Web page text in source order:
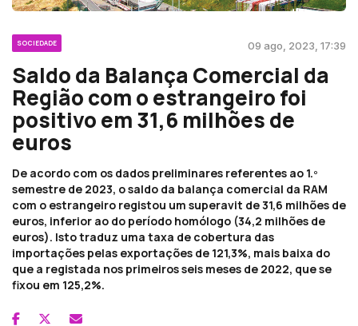
SOCIEDADE 09 ago, 2023, 17:39
Saldo da Balança Comercial da
Região com o estrangeiro foi
positivo em 31,6 milhões de
euros
De acordo com os dados preliminares referentes ao 1.º
semestre de 2023, o saldo da balança comercial da RAM
com o estrangeiro registou um superavit de 31,6 milhões de
euros, inferior ao do período homólogo (34,2 milhões de
euros). Isto traduz uma taxa de cobertura das
importações pelas exportações de 121,3%, mais baixa do
que a registada nos primeiros seis meses de 2022, que se
fixou em 125,2%.